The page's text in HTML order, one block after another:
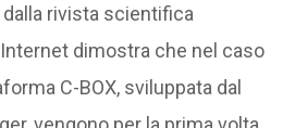
rivista scientifica
dimostra che nel caso
C-BOX, sviluppata dal